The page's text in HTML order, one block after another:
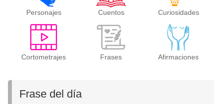
Personajes Cuentos Curiosidades
Cortometrajes Frases Afirmaciones
Frase del día